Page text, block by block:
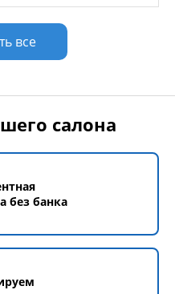
все
салона
без банка